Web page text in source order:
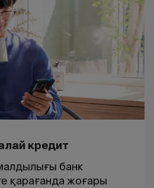
кредит
банк
қарағанда жоғары